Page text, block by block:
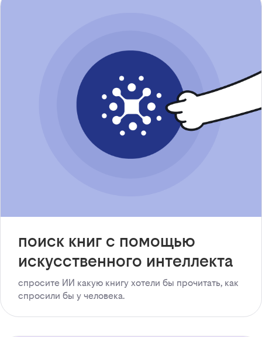
поиск книг с помощью
искусственного интеллекта
спросите ИИ какую книгу хотели бы прочитать, как
спросили бы у человека.